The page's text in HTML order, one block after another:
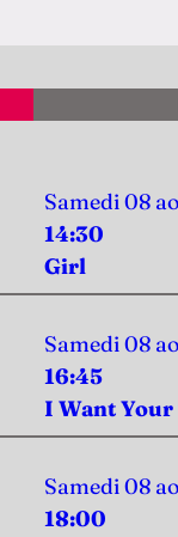
Samedi 08
14:30
Girl
Samedi 08
16:45
I Want Your
Samedi 08
18:00